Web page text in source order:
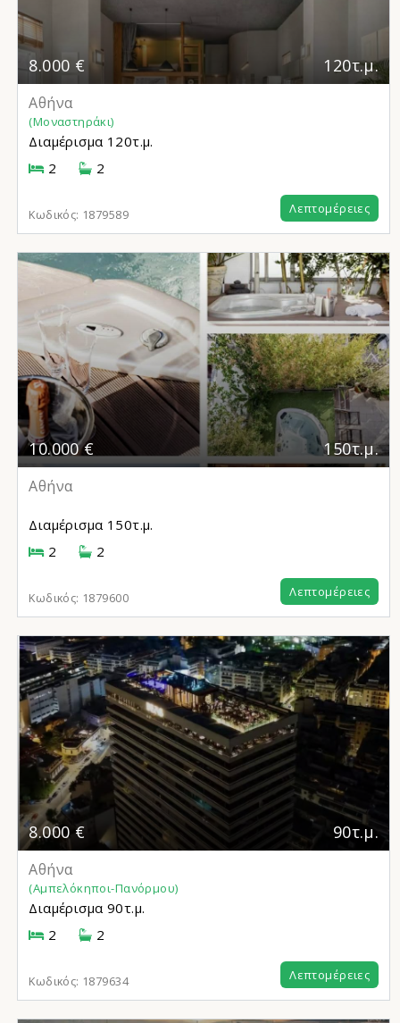
8.000 € 120τ.μ.
Αθήνα
(Μοναστηράκι)
Διαμέρισμα 120τ.μ.
2
2
Κωδικός: 1879589 Λεπτομέρειες
10.000 € 150τ.μ.
Αθήνα
Διαμέρισμα 150τ.μ.
2
2
Κωδικός: 1879600 Λεπτομέρειες
8.000 € 90τ.μ.
Αθήνα
(Αμπελόκηποι-Πανόρμου)
Διαμέρισμα 90τ.μ.
2
2
Κωδικός: 1879634 Λεπτομέρειες